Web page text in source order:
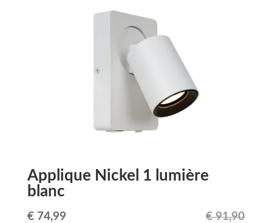
Applique Nickel 1 lumière
blanc
€91,90
Le
€74,99Le